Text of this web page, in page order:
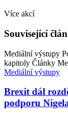
Více akcí
Související
Mediální výstupy
kapitoly Články
Mediální výstupy
Brexit dál
podporu